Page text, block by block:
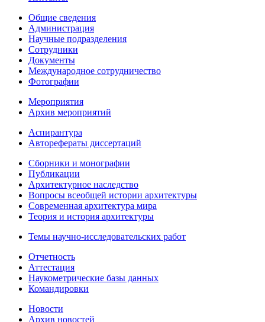
Общие сведения
Администрация
Научные подразделения
Сотрудники
Документы
Международное сотрудничество
Фотографии
Мероприятия
Архив мероприятий
Аспирантура
Авторефераты диссертаций
Сборники и монографии
Публикации
Архитектурное наследство
Вопросы всеобщей истории архитектуры
Современная архитектура мира
Теория и история архитектуры
Темы научно-исследовательских работ
Отчетность
Аттестация
Наукометрические базы данных
Командировки
Новости
Архив новостей